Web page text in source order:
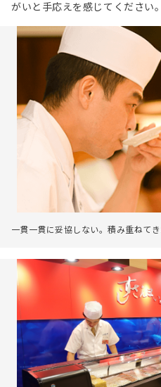
がいと手応えを感じてください。
一貫一貫に妥協しない。積み重ねて